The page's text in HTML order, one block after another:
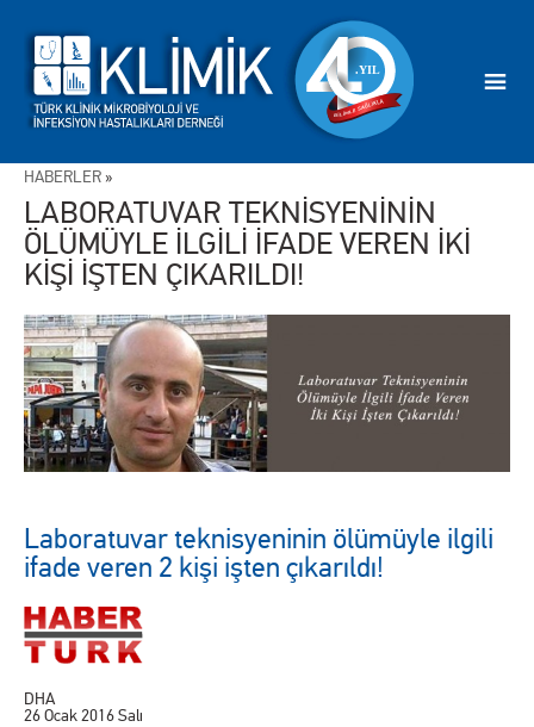
HABERLER »
LABORATUVAR TEKNİSYENİNİN
ÖLÜMÜYLE İLGİLİ İFADE VEREN İKİ
KİŞİ İŞTEN ÇIKARILDI!
Laboratuvar teknisyeninin ölümüyle ilgili
ifade veren 2 kişi işten çıkarıldı!
DHA
26 Ocak 2016 Salı